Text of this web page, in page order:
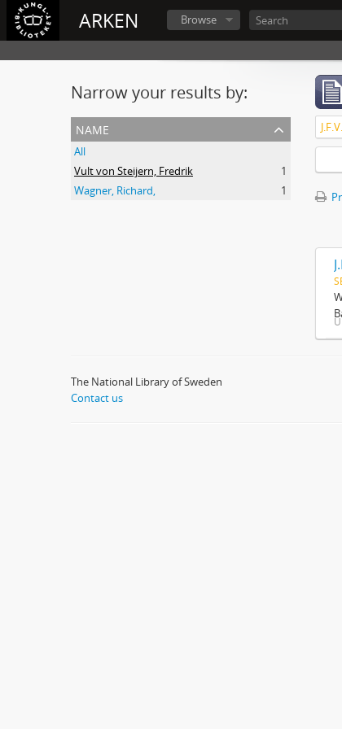
ARKEN Browse
Narrow your results by:
name
All
Vult von Steijern, Fredrik
1
Wagner, Richard,
1
The National Library of Sweden
Contact us